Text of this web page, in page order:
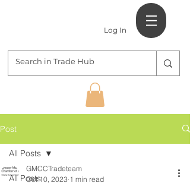
Log In
Post
All Posts
All Posts
GMCCTradeteam
Oct 10, 2023 1 min read